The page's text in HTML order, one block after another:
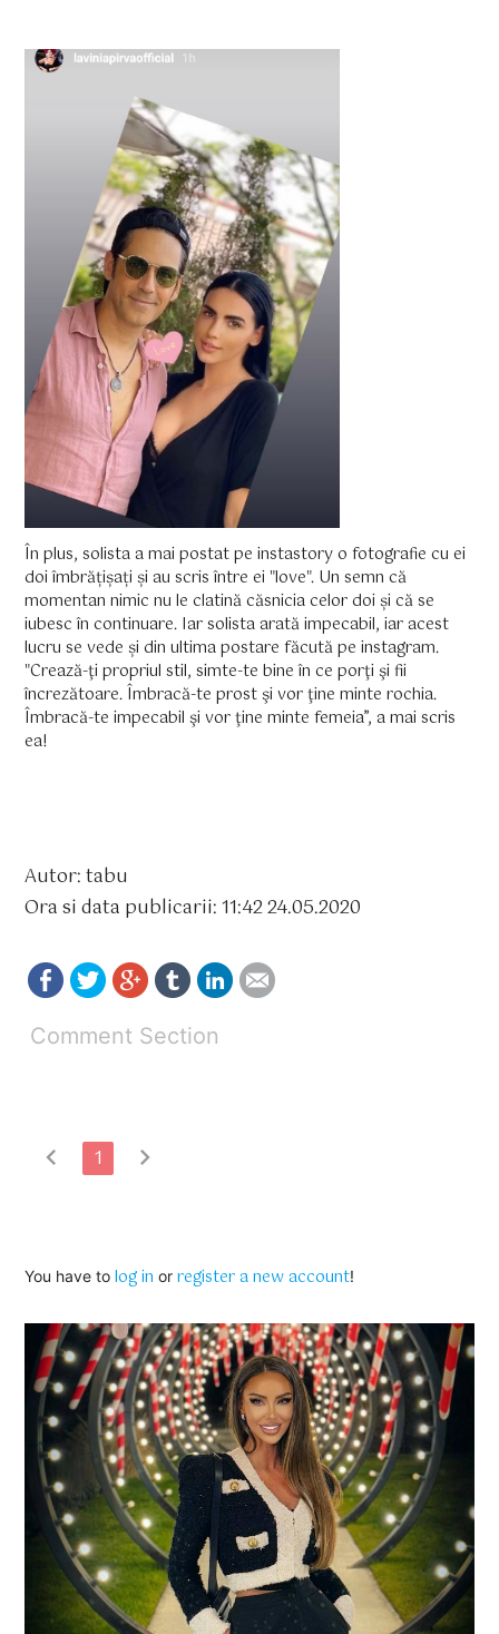
În plus, solista a mai postat pe instastory o fotografie cu ei
doi îmbrățișați și au scris între ei "love". Un semn că
momentan nimic nu le clatină căsnicia celor doi și că se
iubesc în continuare. Iar solista arată impecabil, iar acest
lucru se vede și din ultima postare făcută pe instagram.
"Crează-ţi propriul stil, simte-te bine în ce porţi şi fii
încrezătoare. Îmbracă-te prost şi vor ţine minte rochia.
Îmbracă-te impecabil şi vor ţine minte femeia”, a mai scris
ea!
Autor: tabu
Ora si data publicarii: 11:42 24.05.2020
Comment Section
chevron_left 1 chevron_right
You have tolog in orregister a new account!